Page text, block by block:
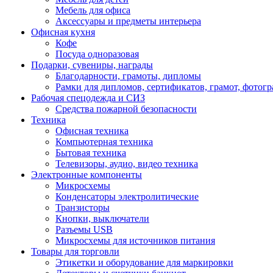
Мебель для офиса
Аксессуары и предметы интерьера
Офисная кухня
Кофе
Посуда одноразовая
Подарки, сувениры, награды
Благодарности, грамоты, дипломы
Рамки для дипломов, сертификатов, грамот,
Рабочая спецодежда и СИЗ
Средства пожарной безопасности
Техника
Офисная техника
Компьютерная техника
Бытовая техника
Телевизоры, аудио, видео техника
Электронные компоненты
Микросхемы
Конденсаторы электролитические
Транзисторы
Кнопки, выключатели
Разъемы USB
Микросхемы для источников питания
Товары для торговли
Этикетки и оборудование для маркировки